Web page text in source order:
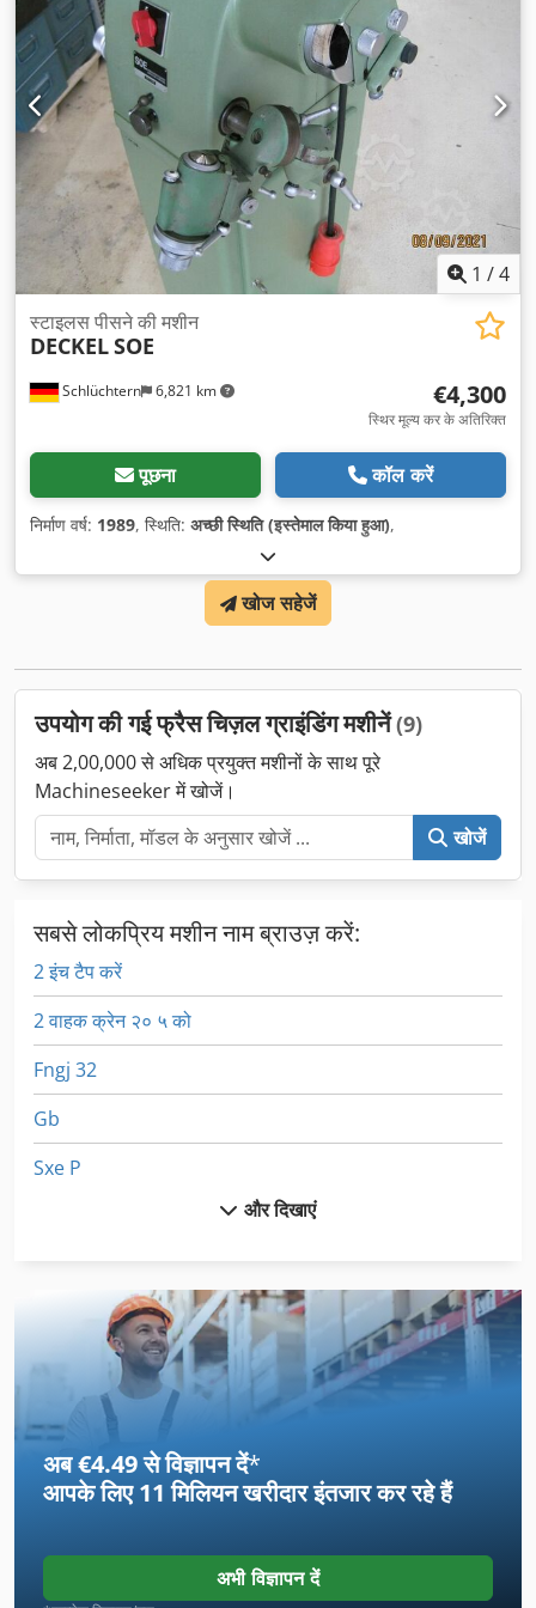
1 /4
Schlüchtern 6,821 km
स्टाइलस पीसने की मशीन
DECKELSOE
€4,300
स्थिर मूल्य कर के अतिरिक्त
पूछना कॉल करें
निर्माण वर्ष: 1989, स्थिति: अच्छी स्थिति (इस्तेमाल किया हुआ),
खोज सहेजें
उपयोग की गई फ्रैस चिज़ल ग्राइंडिंग मशीनें(9)
अब 2,00,000 से अधिक प्रयुक्त मशीनों के साथ पूरे
Machineseeker में खोजें।
खोजें
सबसे लोकप्रिय मशीन नाम ब्राउज़ करें:
2 इंच टैप करें
2 वाहक क्रेन २० ५ को
Fngj 32
Gb
Sxe P
अनुदैर्ध्य और अनुप्रस्थ की कृपा ३०२२
उपकरण और कटर चक्की
उपकरण और सहायक उपकरण के साथ लकड़ी खराद
उपकरण परिवर्तक के साथ सीएनसी मिलिंग मशीन
छत मशीन
छिद्रण उपकरण
छोटे गेंडा 3
और दिखाएं
अब €4.49 से विज्ञापन दें*
आपके लिए11 मिलियन खरीदारइंतजार कर रहे हैं
अभी विज्ञापन दें